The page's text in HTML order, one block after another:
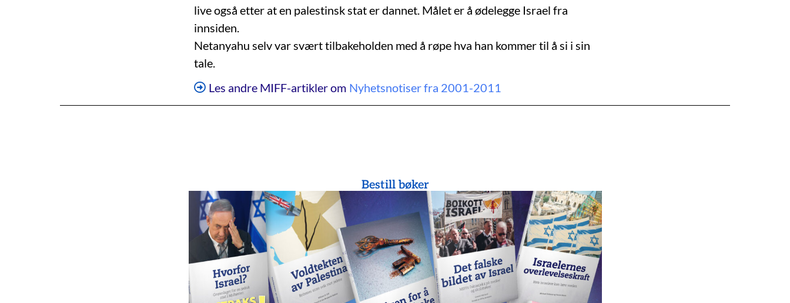
live også etter at en palestinsk stat er dannet. Målet er å ødelegge Israel fra
innsiden.
Netanyahu selv var svært tilbakeholden med å røpe hva han kommer til å si i sin
tale.
Les andre MIFF-artikler om Nyhetsnotiser fra 2001-2011
Bestill bøker